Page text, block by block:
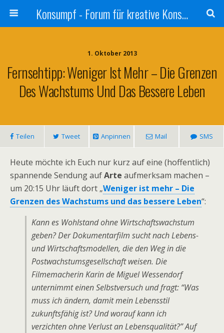
Konsumpf - Forum für kreative Konsumkritik - Culture Jamming, Nachhaltigkeit, Konzernkritik, Adbusting
1. Oktober 2013
Fernsehtipp: Weniger Ist Mehr – Die Grenzen
Des Wachstums Und Das Bessere Leben
Teilen Tweet Anpinnen Mail SMS
Heute möchte ich Euch nur kurz auf eine (hoffentlich)
spannende Sendung aufArte aufmerksam machen –
um 20:15 Uhr läuft dort „Weniger ist mehr – Die
Grenzen des Wachstums und das bessere Leben“:
Kann es Wohlstand ohne Wirtschaftswachstum
geben? Der Dokumentarfilm sucht nach Lebens-
und Wirtschaftsmodellen, die den Weg in die
Postwachstumsgesellschaft weisen. Die
Filmemacherin Karin de Miguel Wessendorf
unternimmt einen Selbstversuch und fragt: “Was
muss ich ändern, damit mein Lebensstil
zukunftsfähig ist? Und worauf kann ich
verzichten ohne Verlust an Lebensqualität?” Auf